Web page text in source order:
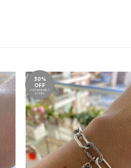
30%
OFF
comprando 1
o más